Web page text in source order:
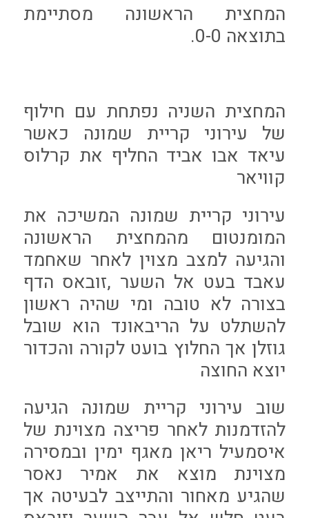
המחצית הראשונה מסתיימת
בתוצאה 0-0.
המחצית השניה נפתחת עם חילוף
של עירוני קריית שמונה כאשר
עיאד אבו אביד החליף את קרלוס
קוויאר
עירוני קריית שמונה המשיכה את
המומנטום מהמחצית הראשונה
והגיעה למצב מצוין לאחר שאחמד
עאבד בעט אל השער ,זובאס הדף
בצורה לא טובה ומי שהיה ראשון
להשתלט על הריבאונד הוא שובל
גוזלן אך החלוץ בועט לקורה והכדור
יוצא החוצה
שוב עירוני קריית שמונה הגיעה
להזדמנות לאחר פריצה מצוינת של
איסמעיל ריאן מאגף ימין ובמסירה
מצוינת מוצא את אמיר נאסר
שהגיע מאחור והתייצב לבעיטה אך